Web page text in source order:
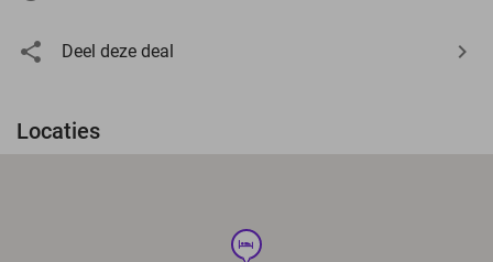
Deel deze deal
Locaties
hotel